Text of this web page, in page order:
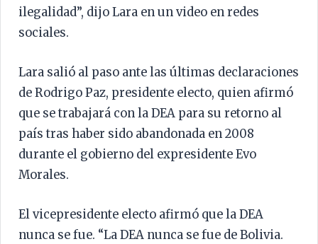
ilegalidad”, dijo Lara en un video en redes
sociales.
Lara salió al paso ante las últimas declaraciones
de Rodrigo Paz, presidente electo, quien afirmó
que se trabajará con la DEA para su retorno al
país tras haber sido abandonada en 2008
durante el gobierno del expresidente Evo
Morales.
El vicepresidente electo afirmó que la DEA
nunca se fue. “La DEA nunca se fue de Bolivia.